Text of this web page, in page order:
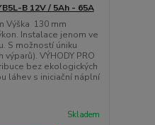
B 12V / 5Ah - 65A
Výška 130 mm
Instalace jenom ve
S možností úniku
VÝHODY PRO
bez ekologických
láhev s iniciační náplní
Skladem